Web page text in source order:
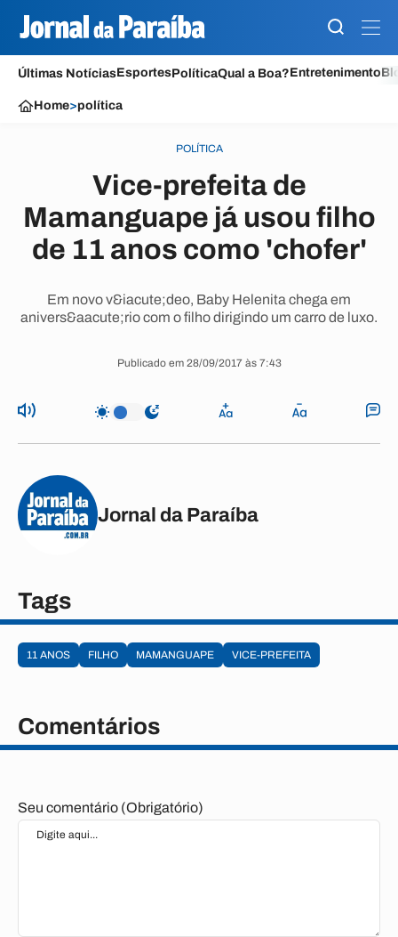
Últimas NotíciasEsportesPolíticaQual a Boa?Entretenimento
Home>política
POLÍTICA
Vice-prefeita de
Mamanguape já usou filho
de 11 anos como 'chofer'
Em novo v&iacute;deo, Baby Helenita chega em
anivers&aacute;rio com o filho dirigindo um carro de luxo.
Publicado em 28/09/2017 às 7:43
Jornal da Paraíba
Tags
11 ANOS FILHO MAMANGUAPE VICE-PREFEITA
Comentários
Seu comentário (Obrigatório)